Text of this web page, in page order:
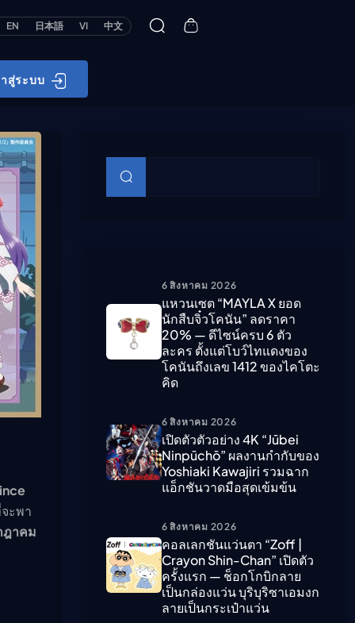
EN 日本語 VI 中文
สู่ระบบ
นนี้)
ะพา
ฎาคม
บทความย่อย
6 สิงหาคม 2026
แหวนเซต “MAYLA X ยอด
นักสืบจิ๋วโคนัน” ลดราคา
20% — ดีไซน์ครบ 6 ตัว
ละคร ตั้งแต่โบว์ไทแดงของ
โคนันถึงเลข 1412 ของไคโตะ
คิด
6 สิงหาคม 2026
เปิดตัวตัวอย่าง 4K “Jūbei
Ninpūchō” ผลงานกำกับของ
Yoshiaki Kawajiri รวมฉาก
แอ็กชันวาดมือสุดเข้มข้น
6 สิงหาคม 2026
คอลเลกชันแว่นตา “Zoff |
Crayon Shin-Chan” เปิดตัว
ครั้งแรก — ช็อกโกบิกลาย
เป็นกล่องแว่น บุริบุริซาเอมงก
ลายเป็นกระเป๋าแว่น